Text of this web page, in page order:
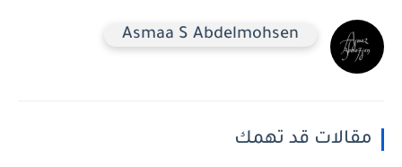
Asmaa S Abdelmohsen
مقالات قد تهمك